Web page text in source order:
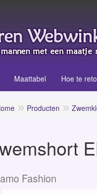
Maattabel Hoe te
Producten
Fashion